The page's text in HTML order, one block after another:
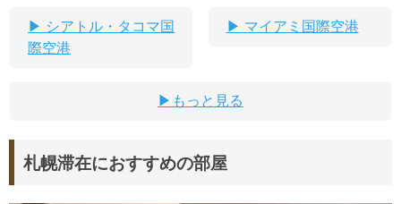
シアトル・タコマ国
際空港
マイアミ国際空港
もっと見る
札幌滞在におすすめの部屋